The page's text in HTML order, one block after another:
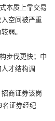
本质上靠交易
空间被严重
弱。
步伐更快；中
才结构调
商证券该岗
名证券经纪